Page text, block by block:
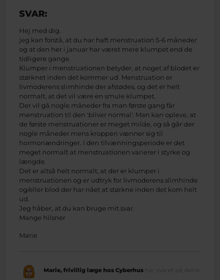
SVAR:
Hej med dig.
jeg kan forstå, at du har haft menstruation 5-6 måneder
og at den her i januar har været mere klumpet end de
tidligere gange.
Klumper i menstruationen betyder, at noget af blodet er
størknet inden det kommer ud. Menstruation er
livmoderens slimhinde der afstødes, og det er helt
normalt, at det vil være en smule klumpet.
Der vil gå nogle måneder fra man første gang får
menstruation til den 'bliver normal'. Man kan opleve, at
de første menstruationer er meget milde, og så går der
nogle måneder mens kroppen vænner sig til
hormonændringer. I den tilvænningsperiode er det
meget normalt at menstruationen varierer i styrke og
længde.
Det er altså helt normalt, at der er klumper i
menstruationen og er udtryk for livmoderens slimhinde
og/eller blod der har nået at størkne inden det kom helt
ud.
Jeg håber, at du kan bruge mit svar.
Mange hilsner
Marie
Marie, frivillig læge hos Cyberhus har svaret på dette